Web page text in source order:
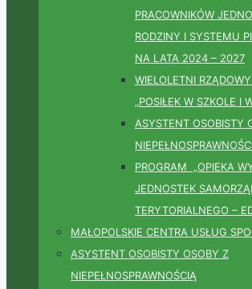
PRACOWNIKÓW
RODZINY I SYSTEMU
NA LATA 2024 – 2027
WIELOLETNI
„POSIŁEK W SZKOLE I
ASYSTENT OSOBISTY
PROGRAM „OPIEKA
JEDNOSTEK
TERYTORIALNEGO –
MAŁOPOLSKIE CENTRA USŁUG
ASYSTENT OSOBISTY OSOBY Z
NIEPEŁNOSPRAWNOŚCIĄ